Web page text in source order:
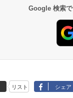
Google 検索
リスト シェア